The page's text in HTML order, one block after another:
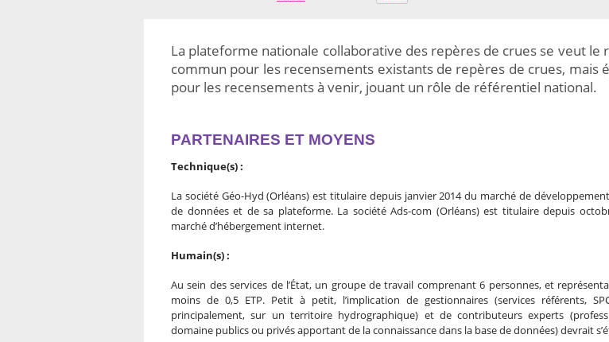
La plateforme nationale collaborative des repères de crues se veut le
commun pour les recensements existants de repères de crues, mais
pour les recensements à venir, jouant un rôle de référentiel national.
PARTENAIRES ET MOYENS
Technique(s) :
La société Géo-Hyd (Orléans) est titulaire depuis janvier 2014 du marché de
de données et de sa plateforme. La société Ads-com (Orléans) est titulaire depuis
marché d’hébergement internet.
Humain(s) :
Au sein des services de l’État, un groupe de travail comprenant 6 personnes, et
moins de 0,5 ETP. Petit à petit, l’implication de gestionnaires (services référents,
principalement, sur un territoire hydrographique) et de contributeurs experts
domaine publics ou privés apportant de la connaissance dans la base de données) devrait